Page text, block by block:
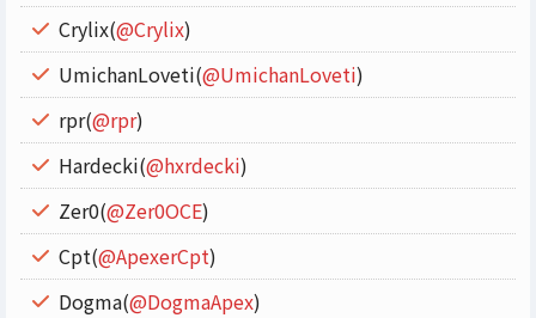
Crylix(@Crylix)
UmichanLoveti(@UmichanLoveti)
rpr(@rpr)
Hardecki(@hxrdecki)
Zer0(@Zer0OCE)
Cpt(@ApexerCpt)
Dogma(@DogmaApex)